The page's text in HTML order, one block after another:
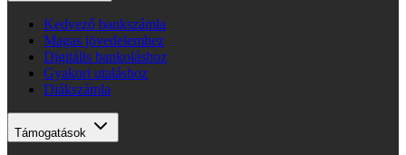
Kedvező bankszámla
Magas jövedelemhez
Digitális bankoláshoz
Gyakori utaláshoz
Diákszámla
Támogatások